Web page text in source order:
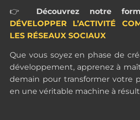
👉 Découvrez notre
DÉVELOPPER L’ACTIVITÉ
LES RÉSEAUX SOCIAUX
Que vous soyez en phase de
développement, apprenez à
demain pour transformer votre
en une véritable machine à